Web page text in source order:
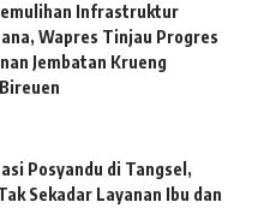
Infrastruktur
Wapres Tinjau Progres
Jembatan Krueng
Posyandu di Tangsel,
Sekadar Layanan Ibu dan